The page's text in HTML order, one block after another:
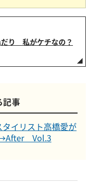
り 私がケチなの？
記事
イリスト高橋愛が
Vol.3